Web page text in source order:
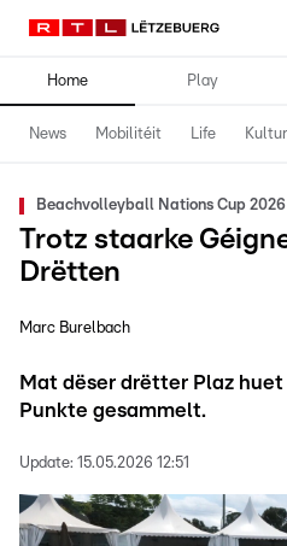
Home Play
News Mobilitéit Life Kultur
Beachvolleyball Nations Cup 2026
Trotz staarke
Drëtten
Marc Burelbach
Mat dëser drëtter Plaz
Punkte gesammelt.
Update: 15.05.2026 12:51